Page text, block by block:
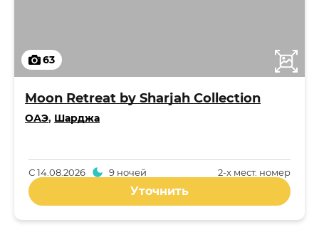
63
Moon Retreat by Sharjah Collection
ОАЭ, Шарджа
2-x мест. номер
С14.08.2026 9 ночей
Уточнить